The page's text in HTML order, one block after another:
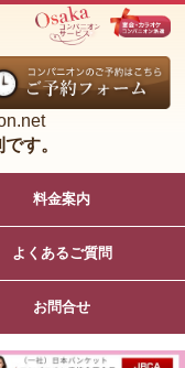
す。
料金案内
よくあるご質問
お問合せ